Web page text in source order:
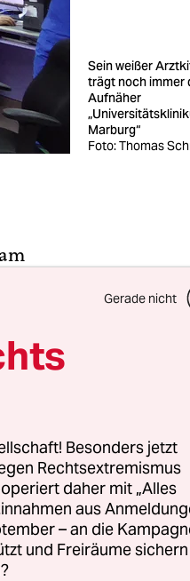
Sein weißer
trägt noch immer
Aufnäher
Marburg“
Foto: Thomas
Platz
Futter
Er
er,
Gerade nicht
Besonders jetzt
Rechtsextremismus
daher mit „Alles
aus
– an die
und Freiräume sichern